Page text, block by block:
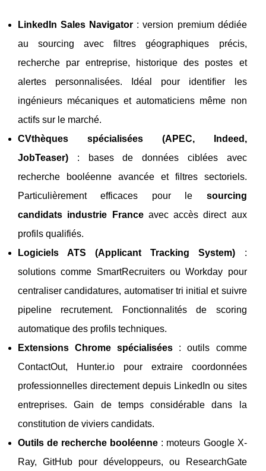
LinkedIn Sales Navigator : version premium dédiée
au sourcing avec filtres géographiques précis,
recherche par entreprise, historique des postes et
alertes personnalisées. Idéal pour identifier les
ingénieurs mécaniques et automaticiens même non
actifs sur le marché.
CVthèques spécialisées (APEC, Indeed,
JobTeaser) : bases de données ciblées avec
recherche booléenne avancée et filtres sectoriels.
Particulièrement efficaces pour le sourcing
candidats industrie Franceavec accès direct aux
profils qualifiés.
Logiciels ATS (Applicant Tracking System) :
solutions comme SmartRecruiters ou Workday pour
centraliser candidatures, automatiser tri initial et suivre
pipeline recrutement. Fonctionnalités de scoring
automatique des profils techniques.
Extensions Chrome spécialisées : outils comme
ContactOut, Hunter.io pour extraire coordonnées
professionnelles directement depuis LinkedIn ou sites
entreprises. Gain de temps considérable dans la
constitution de viviers candidats.
Outils de recherche booléenne : moteurs Google X-
Ray, GitHub pour développeurs, ou ResearchGate